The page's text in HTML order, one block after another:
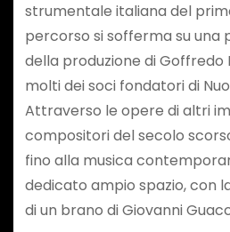
strumentale italiana del
percorso si sofferma su una
della produzione di Goffredo
molti dei soci fondatori di
Attraverso le opere di altri
compositori del secolo
fino alla musica
dedicato ampio spazio, con
di un brano di Giovanni